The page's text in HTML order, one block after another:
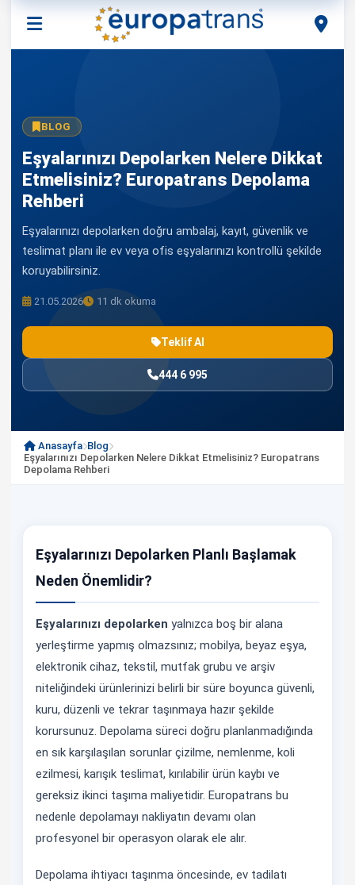
BLOG
Eşyalarınızı Depolarken Nelere Dikkat
Etmelisiniz? Europatrans Depolama
Rehberi
Eşyalarınızı depolarken doğru ambalaj, kayıt, güvenlik ve
teslimat planı ile ev veya ofis eşyalarınızı kontrollü şekilde
koruyabilirsiniz.
21.05.2026 11 dk okuma
Teklif Al
444 6 995
Anasayfa Blog
Eşyalarınızı Depolarken Nelere Dikkat Etmelisiniz? Europatrans
Depolama Rehberi
Eşyalarınızı Depolarken Planlı Başlamak
Neden Önemlidir?
Eşyalarınızı depolarken yalnızca boş bir alana
yerleştirme yapmış olmazsınız; mobilya, beyaz eşya,
elektronik cihaz, tekstil, mutfak grubu ve arşiv
niteliğindeki ürünlerinizi belirli bir süre boyunca güvenli,
kuru, düzenli ve tekrar taşınmaya hazır şekilde
korursunuz. Depolama süreci doğru planlanmadığında
en sık karşılaşılan sorunlar çizilme, nemlenme, koli
ezilmesi, karışık teslimat, kırılabilir ürün kaybı ve
gereksiz ikinci taşıma maliyetidir. Europatrans bu
nedenle depolamayı nakliyatın devamı olan
profesyonel bir operasyon olarak ele alır.
Depolama ihtiyacı taşınma öncesinde, ev tadilatı